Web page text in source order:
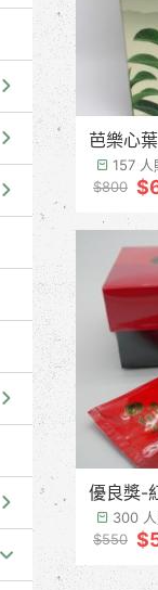
芭樂心
157 人
$800
優良獎-
300
$550